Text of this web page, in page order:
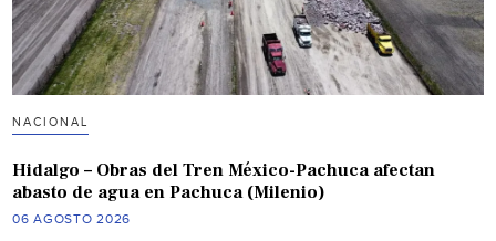
NACIONAL
Hidalgo – Obras del Tren México-Pachuca afectan
abasto de agua en Pachuca (Milenio)
06 AGOSTO 2026